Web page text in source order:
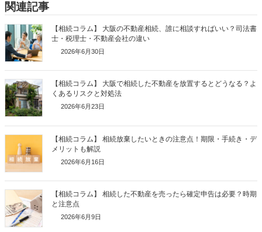
関連記事
【相続コラム】 大阪の不動産相続、誰に相談すればいい？司法書
士・税理士・不動産会社の違い
2026年6月30日
【相続コラム】 大阪で相続した不動産を放置するとどうなる？よ
くあるリスクと対処法
2026年6月23日
【相続コラム】 相続放棄したいときの注意点！期限・手続き・デ
メリットも解説
2026年6月16日
【相続コラム】 相続した不動産を売ったら確定申告は必要？時期
と注意点
2026年6月9日